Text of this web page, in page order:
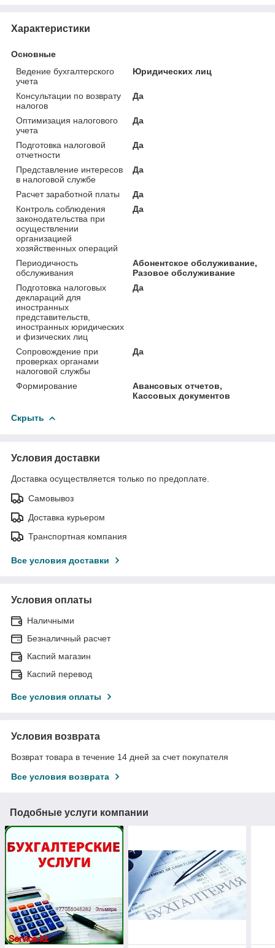
Характеристики
Основные
Ведение бухгалтерского
учета
Юридических лиц
Консультации по возврату
налогов
Да
Оптимизация налогового
учета
Да
Подготовка налоговой
отчетности
Да
Представление интересов
в налоговой службе
Да
Расчет заработной платы
Да
Контроль соблюдения
законодательства при
осуществлении
организацией
хозяйственных операций
Да
Периодичность
обслуживания
Абонентское обслуживание,
Разовое обслуживание
Подготовка налоговых
деклараций для
иностранных
представительств,
иностранных юридических
и физических лиц
Да
Сопровождение при
проверках органами
налоговой службы
Да
Формирование
Авансовых отчетов,
Кассовых документов
Скрыть
Условия доставки
Доставка осуществляется только по предоплате.
Самовывоз
Доставка курьером
Транспортная компания
Все условия доставки
Условия оплаты
Наличными
Безналичный расчет
Каспий магазин
Каспий перевод
Все условия оплаты
Условия возврата
Возврат товара в течение 14 дней за счет покупателя
Все условия возврата
Подобные услуги компании